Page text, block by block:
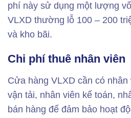
phí này sử dụng một lượng
VLXD thường lỗ 100 – 200
và kho bãi.
Chi phí thuê nhân viên
Cửa hàng VLXD cần có
vận tải, nhân viên kế toán,
bán hàng để đảm bảo hoạt